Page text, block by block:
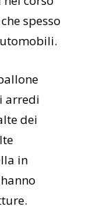
spesso
arredi
dei
in